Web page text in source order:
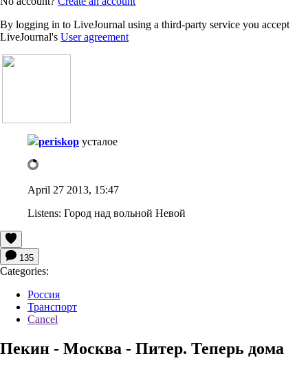
By logging in to LiveJournal using a third-party service you accept
LiveJournal's User agreement
periskop усталое
April 27 2013, 15:47
Listens: Город над вольной Невой
135
Categories:
Россия
Транспорт
Cancel
Пекин - Москва - Питер. Теперь дома